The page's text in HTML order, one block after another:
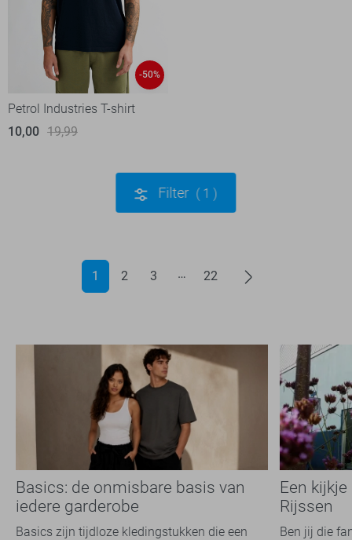
-50%
Petrol Industries T-shirt
10,00 19,99
Filter 1
1 2 3 22
Basics: de onmisbare basis van
iedere garderobe
Basics zijn tijdloze kledingstukken die een
Een
Rijssen
Ben jij die